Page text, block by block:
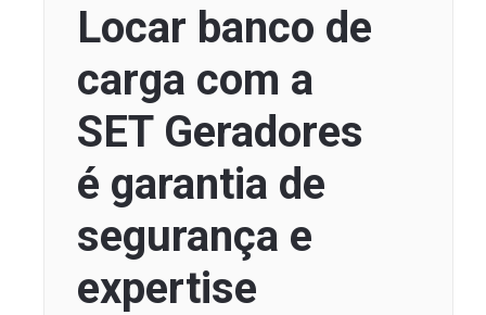
Locar banco de
carga com a
SET Geradores
é garantia de
segurança e
expertise